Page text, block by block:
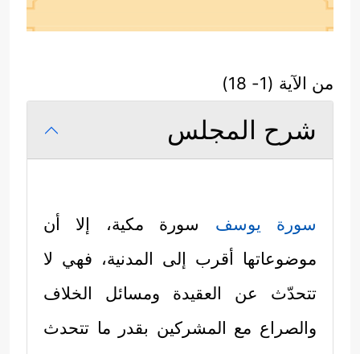
من الآية (1- 18)
شرح المجلس
سورة يوسف سورة مكية، إلا أن
موضوعاتها أقرب إلى المدنية، فهي لا
تتحدّث عن العقيدة ومسائل الخلاف
والصراع مع المشركين بقدر ما تتحدث